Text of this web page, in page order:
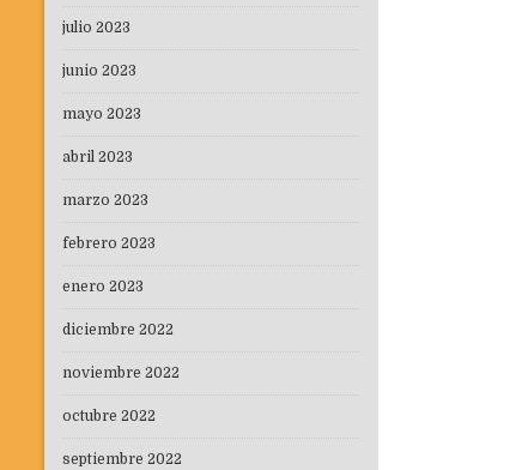
julio 2023
junio 2023
mayo 2023
abril 2023
marzo 2023
febrero 2023
enero 2023
diciembre 2022
noviembre 2022
octubre 2022
septiembre 2022